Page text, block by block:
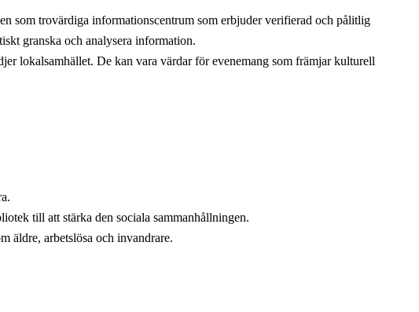
som trovärdiga informationscentrum som erbjuder verifierad och pålitlig
granska och analysera information.
lokalsamhället. De kan vara värdar för evenemang som främjar kulturell
till att stärka den sociala sammanhållningen.
äldre, arbetslösa och invandrare.